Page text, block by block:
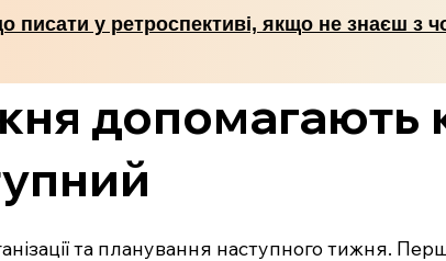
писати у ретроспективі, якщо не знаєш з
допомагають
та планування наступного тижня.